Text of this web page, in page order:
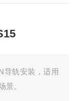
导轨安装，适用
景。